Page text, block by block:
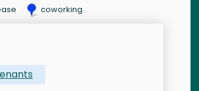
coworking